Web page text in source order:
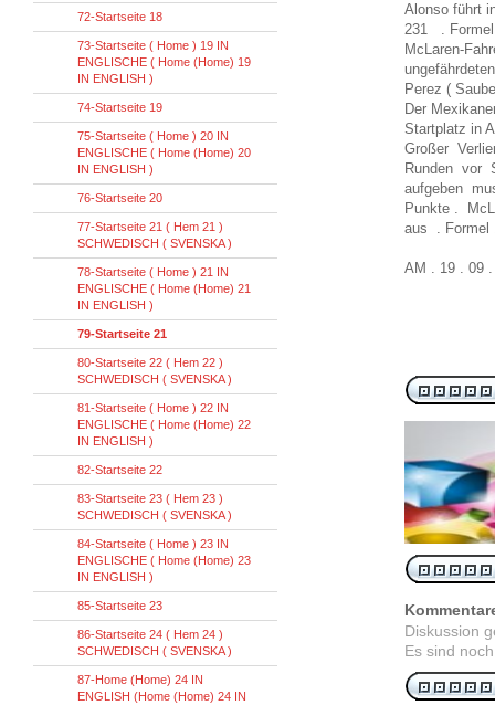
Alonso führt
231 . Formel
McLaren-
Perez (
Der
Startplatz in
Großer
Runden vor
aufgeben
Punkte .
aus . Formel
AM . 19 . 09
Diskussion
Es sind
72-Startseite 18
73-Startseite ( Home ) 19 IN
ENGLISCHE ( Home (Home) 19
IN ENGLISH )
74-Startseite 19
75-Startseite ( Home ) 20 IN
ENGLISCHE ( Home (Home) 20
IN ENGLISH )
76-Startseite 20
77-Startseite 21 ( Hem 21 )
SCHWEDISCH ( SVENSKA )
78-Startseite ( Home ) 21 IN
ENGLISCHE ( Home (Home) 21
IN ENGLISH )
79-Startseite 21
80-Startseite 22 ( Hem 22 )
SCHWEDISCH ( SVENSKA )
81-Startseite ( Home ) 22 IN
ENGLISCHE ( Home (Home) 22
IN ENGLISH )
82-Startseite 22
83-Startseite 23 ( Hem 23 )
SCHWEDISCH ( SVENSKA )
84-Startseite ( Home ) 23 IN
ENGLISCHE ( Home (Home) 23
IN ENGLISH )
85-Startseite 23
86-Startseite 24 ( Hem 24 )
SCHWEDISCH ( SVENSKA )
87-Home (Home) 24 IN
ENGLISH (Home (Home) 24 IN